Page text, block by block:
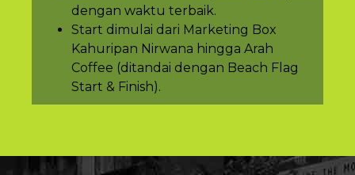
dengan waktu terbaik.
Start dimulai dari Marketing Box
Kahuripan Nirwana hingga Arah
Coffee (ditandai dengan Beach Flag
Start & Finish).